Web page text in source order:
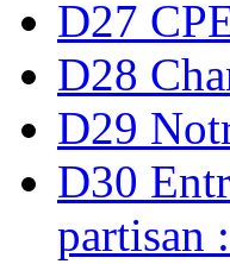
D27
D28
D29
D30
partisan